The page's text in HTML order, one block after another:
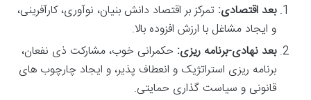
بعد اقتصادی: تمرکز بر اقتصاد دانش بنیان، نوآوری، کارآفرینی،
و ایجاد مشاغل با ارزش افزوده بالا.
بعد نهادی-برنامه ریزی: حکمرانی خوب، مشارکت ذی نفعان،
برنامه ریزی استراتژیک و انعطاف پذیر، و ایجاد چارچوب های
قانونی و سیاست گذاری حمایتی.